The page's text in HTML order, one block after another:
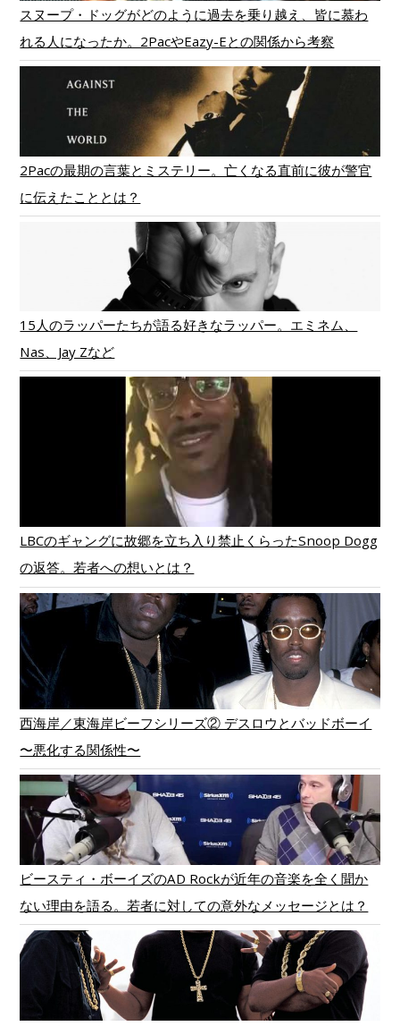
スヌープ・ドッグがどのように過去を乗り越え、皆に慕わ
れる人になったか。2PacやEazy-Eとの関係から考察
2Pacの最期の言葉とミステリー。亡くなる直前に彼が警官
に伝えたこととは？
15人のラッパーたちが語る好きなラッパー。エミネム、
Nas、Jay Zなど
LBCのギャングに故郷を立ち入り禁止くらったSnoop Dogg
の返答。若者への想いとは？
西海岸／東海岸ビーフシリーズ② デスロウとバッドボーイ
〜悪化する関係性〜
ビースティ・ボーイズのAD Rockが近年の音楽を全く聞か
ない理由を語る。若者に対しての意外なメッセージとは？